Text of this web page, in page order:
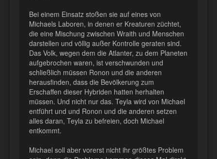
Bei einem Einsatz stoßen sie auf eines von
Michaels Laboren, in denen er Kreaturen züchtet,
die eine Mischung zwischen Wraith und Menschen
darstellen und völlig außer Kontrolle geraten sind.
Das Volk, wegen dem die Atlanter, zu dem Planeten
aufgebrochen waren, ist verschwunden und
schließlich müssen Ronon und die anderen
herausfinden, dass die Bevölkerung zum
Erschaffen dieser Hybriden hatten herhalten
müssen. Und nicht nur das. Teyla wird von Michael
entführt und und Ronon und die anderen setzen
alles daran, Teyla zu befreien, doch Michael
entkommt.
Michael soll aber vorerst nicht ihr größtes Problem